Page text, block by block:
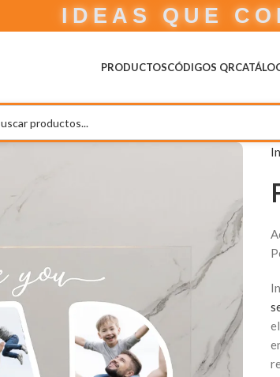
IDEAS QUE
PRODUCTOSCÓDIGOS QR